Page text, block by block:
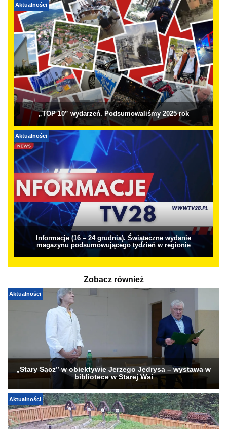
Aktualności
„TOP 10” wydarzeń. Podsumowaliśmy 2025 rok
Aktualności
Informacje (16 – 24 grudnia). Świąteczne wydanie
magazynu podsumowującego tydzień w regionie
Zobacz również
Aktualności
„Stary Sącz” w obiektywie Jerzego Jędrysa – wystawa w
bibliotece w Starej Wsi
Aktualności